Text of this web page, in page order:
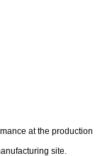
at the production
site.